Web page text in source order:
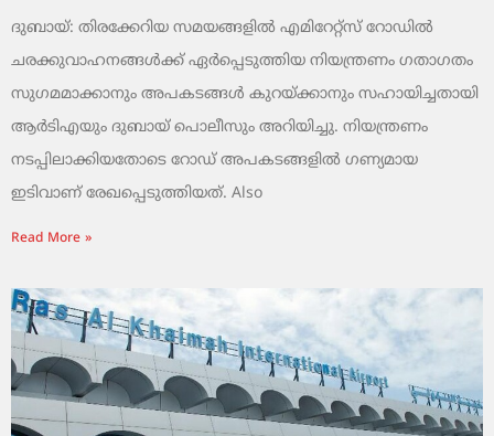
ദുബായ്: തിരക്കേറിയ സമയങ്ങളിൽ എമിറേറ്റ്സ് റോഡിൽ
ചരക്കുവാഹനങ്ങൾക്ക് ഏർപ്പെടുത്തിയ നിയന്ത്രണം ഗതാഗതം
സുഗമമാക്കാനും അപകടങ്ങൾ കുറയ്ക്കാനും സഹായിച്ചതായി
ആർടിഎയും ദുബായ് പൊലീസും അറിയിച്ചു. നിയന്ത്രണം
നടപ്പിലാക്കിയതോടെ റോഡ് അപകടങ്ങളിൽ ഗണ്യമായ
ഇടിവാണ് രേഖപ്പെടുത്തിയത്. Also
Read More »